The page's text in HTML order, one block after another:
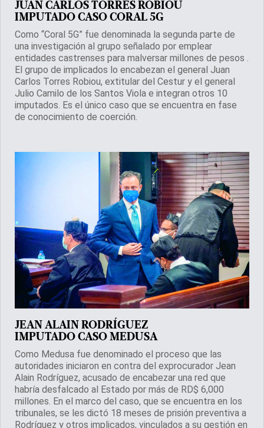
JUAN CARLOS TORRES ROBIOU
IMPUTADO CASO CORAL 5G
Como “Coral 5G” fue denominada la segunda parte de
una investigación al grupo señalado por emplear
entidades castrenses para malversar millones de pesos .
El grupo de implicados lo encabezan el general Juan
Carlos Torres Robiou, extitular del Cestur y el general
Julio Camilo de los Santos Viola e integran otros 10
imputados. Es el único caso que se encuentra en fase
de conocimiento de coerción.
JEAN ALAIN RODRÍGUEZ
IMPUTADO CASO MEDUSA
Como Medusa fue denominado el proceso que las
autoridades iniciaron en contra del exprocurador Jean
Alain Rodríguez, acusado de encabezar una red que
habría desfalcado al Estado por más de RD$ 6,000
millones. En el marco del caso, que se encuentra en los
tribunales, se les dictó 18 meses de prisión preventiva a
Rodríguez y otros implicados, vinculados a su gestión en